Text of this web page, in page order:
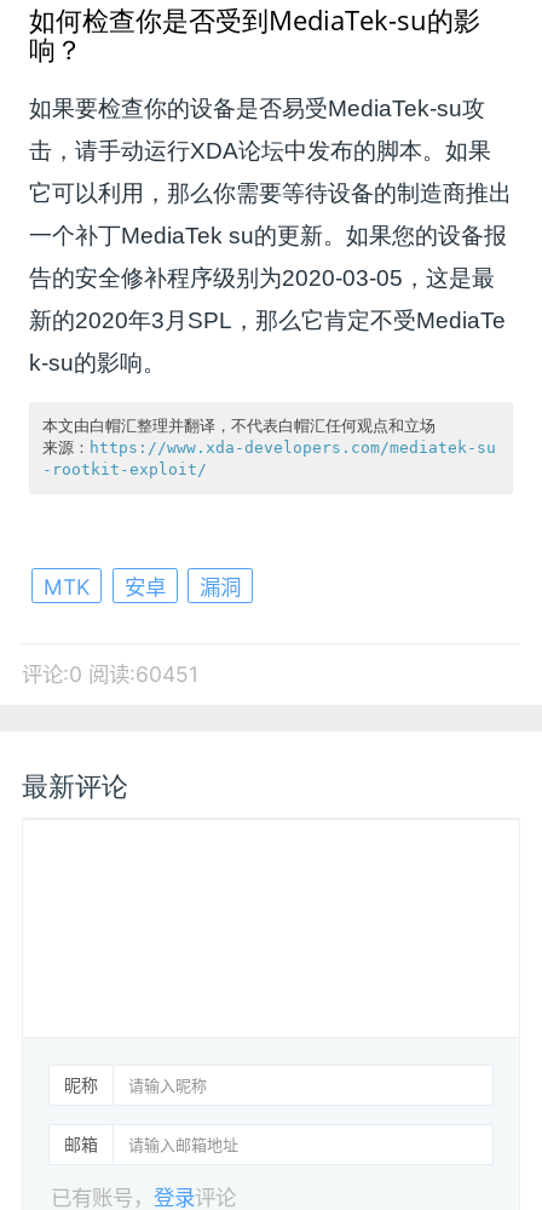
如何检查你是否受到MediaTek-su的影
响？
如果要检查你的设备是否易受MediaTek-su攻
击，请手动运行XDA论坛中发布的脚本。如果
它可以利用，那么你需要等待设备的制造商推出
一个补丁MediaTek su的更新。如果您的设备报
告的安全修补程序级别为2020-03-05，这是最
新的2020年3月SPL，那么它肯定不受MediaTe
k-su的影响。
本文由白帽汇整理并翻译，不代表白帽汇任何观点和立场
来源： https://www.xda-developers.com/mediatek-su
-rootkit-exploit/
MTK 安卓 漏洞
评论:0 阅读:60451
最新评论
昵称
邮箱
已有账号，登录评论